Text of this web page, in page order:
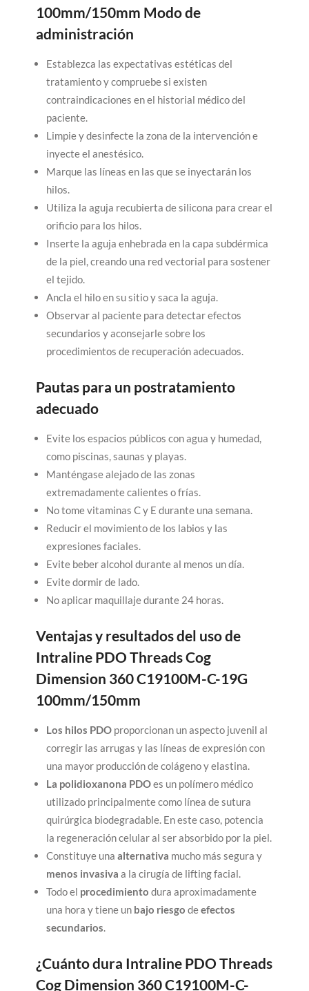
100mm/150mm Modo de
administración
Establezca las expectativas estéticas del
tratamiento y compruebe si existen
contraindicaciones en el historial médico del
paciente.
Limpie y desinfecte la zona de la intervención e
inyecte el anestésico.
Marque las líneas en las que se inyectarán los
hilos.
Utiliza la aguja recubierta de silicona para crear el
orificio para los hilos.
Inserte la aguja enhebrada en la capa subdérmica
de la piel, creando una red vectorial para sostener
el tejido.
Ancla el hilo en su sitio y saca la aguja.
Observar al paciente para detectar efectos
secundarios y aconsejarle sobre los
procedimientos de recuperación adecuados.
Pautas para un postratamiento
adecuado
Evite los espacios públicos con agua y humedad,
como piscinas, saunas y playas.
Manténgase alejado de las zonas
extremadamente calientes o frías.
No tome vitaminas C y E durante una semana.
Reducir el movimiento de los labios y las
expresiones faciales.
Evite beber alcohol durante al menos un día.
Evite dormir de lado.
No aplicar maquillaje durante 24 horas.
Ventajas y resultados del uso de
Intraline PDO Threads Cog
Dimension 360 C19100M-C-19G
100mm/150mm
Los hilos PDO proporcionan un aspecto juvenil al
corregir las arrugas y las líneas de expresión con
una mayor producción de colágeno y elastina.
La polidioxanona PDOes un polímero médico
utilizado principalmente como línea de sutura
quirúrgica biodegradable. En este caso, potencia
la regeneración celular al ser absorbido por la piel.
Constituye unaalternativa mucho más segura y
menos invasiva a la cirugía de lifting facial.
Todo el procedimientodura aproximadamente
una hora y tiene un bajo riesgo deefectos
secundarios.
¿Cuánto dura Intraline PDO Threads
Cog Dimension 360 C19100M-C-